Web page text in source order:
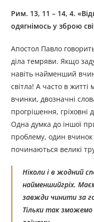
Рим. 13, 11 – 14, 4.
одягнімось у зброю
Апостол Павло
діла темряви. Якщо
навіть найменший
світла! А часто в житті
вчинки, двозначні
прогрішення, гріховні
Одна думка до іншої
проблему, один вчинок
починаються великі
Ніколи і в жодний
найменшийгріх.
завжди чинити за
Тільки так